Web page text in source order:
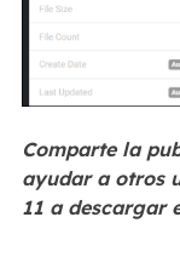
Comparte la
ayudar a otros
11 a descargar